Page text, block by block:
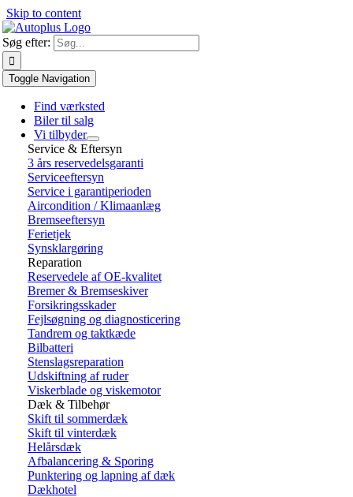
Skip to content
Søg efter:
Toggle Navigation
Find værksted
Biler til salg
Vi tilbyder
Service & Eftersyn
3 års reservedelsgaranti
Serviceeftersyn
Service i garantiperioden
Aircondition / Klimaanlæg
Bremseeftersyn
Ferietjek
Synsklargøring
Reparation
Reservedele af OE-kvalitet
Bremer & Bremseskiver
Forsikringsskader
Fejlsøgning og diagnosticering
Tandrem og taktkæde
Bilbatteri
Stenslagsreparation
Udskiftning af ruder
Viskerblade og viskemotor
Dæk & Tilbehør
Skift til sommerdæk
Skift til vinterdæk
Helårsdæk
Afbalancering & Sporing
Punktering og lapning af dæk
Dækhotel